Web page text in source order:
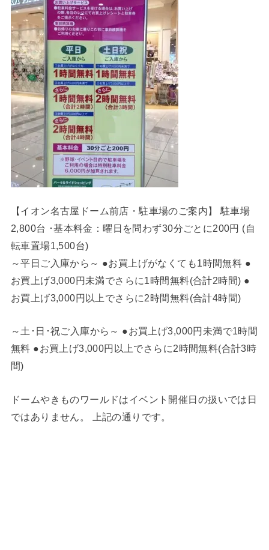
【イオン名古屋ドーム前店・駐車場のご案内】 駐車場
2,800台 ･基本料金：曜日を問わず30分ごとに200円 (自
転車置場1,500台)
～平日ご入庫から～ ●お買上げがなくても1時間無料 ●
お買上げ3,000円未満でさらに1時間無料(合計2時間) ●
お買上げ3,000円以上でさらに2時間無料(合計4時間)
～土･日･祝ご入庫から～ ●お買上げ3,000円未満で1時間
無料 ●お買上げ3,000円以上でさらに2時間無料(合計3時
間)
ドームやきものワールドはイベント開催日の扱いでは日
ではありません。 上記の通りです。